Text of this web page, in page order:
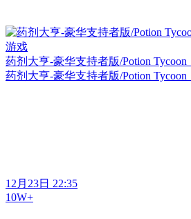
药剂大亨-豪华支持者版/Potion Tycoon
药剂大亨-豪华支持者版/Potion Tycoon
12月23日 22:35
10W+